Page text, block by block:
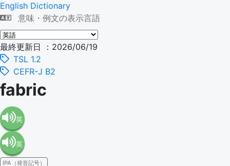
English Dictionary
意味・例文の表示言語
最終更新日 ：2026/06/19
TSL 1.2
CEFR-J B2
fabric
英
語（米
英
IPA（発音記号）